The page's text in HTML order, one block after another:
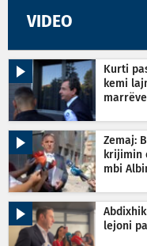
VIDEO
Kurti
kemi
Zemaj:
krijimin
mbi
lejoni